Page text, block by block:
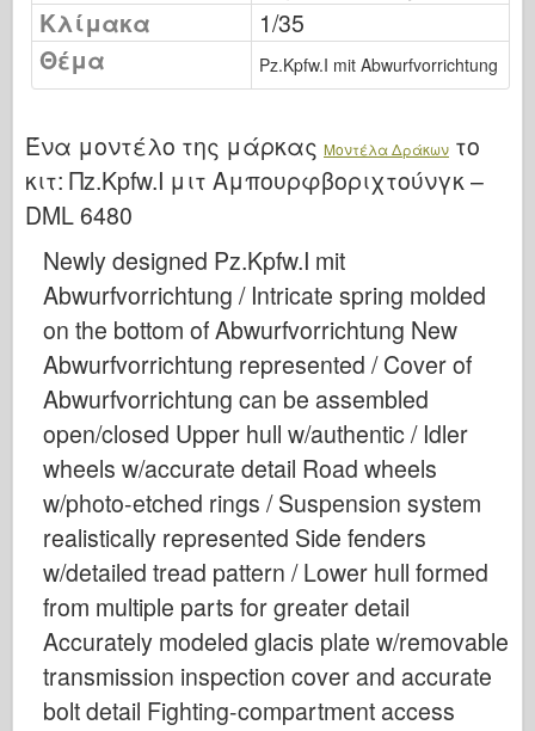
Μπρόνκο
Κυβερνο-Χόμπι
Νεπρόμοντελ
Eduard
Μοντέλο Ε.Τ.
Δυνάμεις της Ανδρείας
Φριούλ Μόντελ
Χασεγκάουα
Heller
ΧομπΜπος
Μοντέλα IBG
Icm
Ιταλέρι
Θρύλος
Μοντέλο Meng
Tristar
Κλίμακα
1/35
Θέμα
Pz.Kpfw.I mit Abwurfvorrichtung
Ένα μοντέλο της μάρκας Μοντέλα Δράκων το
κιτ: Πz.Kpfw.I μιτ Αμπουρφβοριχτούνγκ –
DML 6480
Newly designed Pz.Kpfw.I mit
Abwurfvorrichtung / Intricate spring molded
on the bottom of Abwurfvorrichtung New
Abwurfvorrichtung represented / Cover of
Abwurfvorrichtung can be assembled
open/closed Upper hull w/authentic / Idler
wheels w/accurate detail Road wheels
w/photo-etched rings / Suspension system
realistically represented Side fenders
w/detailed tread pattern / Lower hull formed
from multiple parts for greater detail
Accurately modeled glacis plate w/removable
transmission inspection cover and accurate
bolt detail Fighting-compartment access